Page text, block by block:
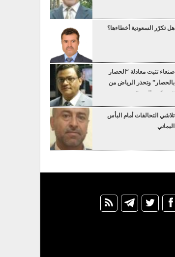
هل تكرّر السعودية أخطاءها؟
صنعاء تثبت معادلة “الحصار
بالحصار” وتحذر الرياض من
“عسكرة البحر”
تلاشي التحالفات أمام البأس
اليماني